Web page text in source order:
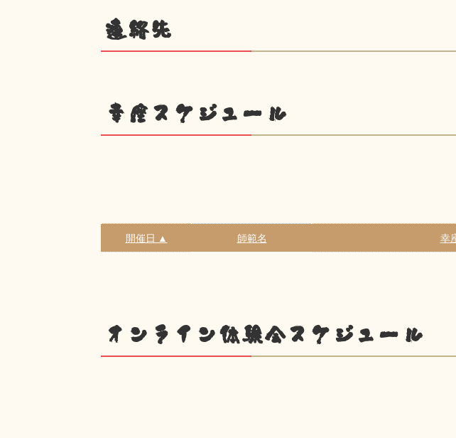
連絡先
幸座スケジュール
開催日 ▲ 師範名 幸
オンライン体験会スケジュール